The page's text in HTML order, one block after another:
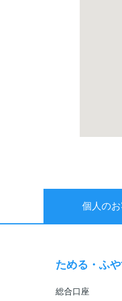
個人のお
ためる・ふ
総合口座